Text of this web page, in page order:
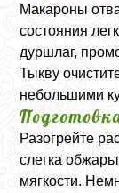
Макароны
состояния
дуршлаг,
Тыкву
небольшими
Разогрейте
слегка
мягкости.